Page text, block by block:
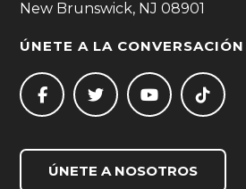
New Brunswick, NJ 08901
ÚNETE A LA CONVERSACIÓN
ÚNETE A NOSOTROS